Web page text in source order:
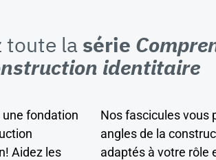
toute la série
identitaire
fondation
Aidez les
Nos fascicules vous
angles de la
adaptés à votre rôle